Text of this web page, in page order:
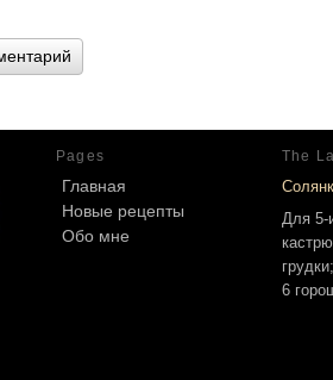
Pages
Главная
Новые рецепты
Обо мне
The
Для 5-
6